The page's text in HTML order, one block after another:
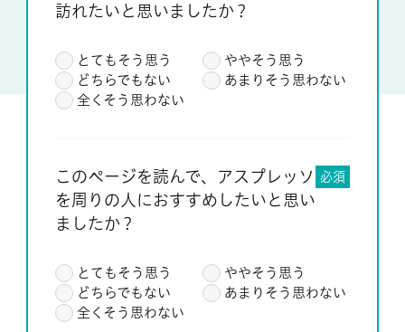
訪れたいと思いましたか？
とてもそう思う
ややそう思う
どちらでもない
あまりそう思わない
全くそう思わない
このページを読んで、アスプレッソ
を周りの人におすすめしたいと思い
ましたか？
必須
とてもそう思う
ややそう思う
どちらでもない
あまりそう思わない
全くそう思わない